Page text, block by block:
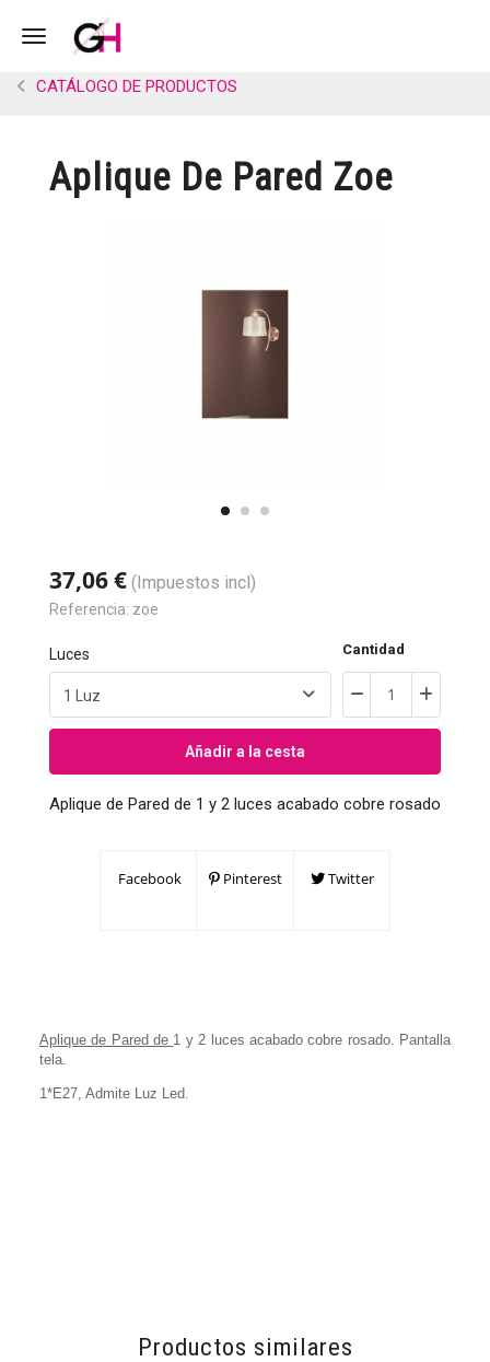
Toggle navigation
CATÁLOGO DE PRODUCTOS
Aplique De Pared Zoe
37,06 € (Impuestos incl)
Referencia: zoe
Luces Cantidad
Añadir a la cesta
Aplique de Pared de 1 y 2 luces acabado cobre rosado
Facebook Pinterest Twitter
Aplique de Pared de 1 y 2 luces acabado cobre rosado. Pantalla
tela.
1*E27, Admite Luz Led.
Productos similares